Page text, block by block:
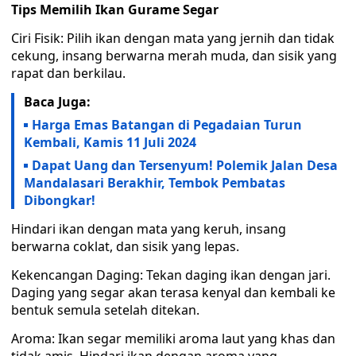
Tips Memilih Ikan Gurame Segar
Ciri Fisik: Pilih ikan dengan mata yang jernih dan tidak
cekung, insang berwarna merah muda, dan sisik yang
rapat dan berkilau.
Baca Juga:
Harga Emas Batangan di Pegadaian Turun
Kembali, Kamis 11 Juli 2024
Dapat Uang dan Tersenyum! Polemik Jalan Desa
Mandalasari Berakhir, Tembok Pembatas
Dibongkar!
Hindari ikan dengan mata yang keruh, insang
berwarna coklat, dan sisik yang lepas.
Kekencangan Daging: Tekan daging ikan dengan jari.
Daging yang segar akan terasa kenyal dan kembali ke
bentuk semula setelah ditekan.
Aroma: Ikan segar memiliki aroma laut yang khas dan